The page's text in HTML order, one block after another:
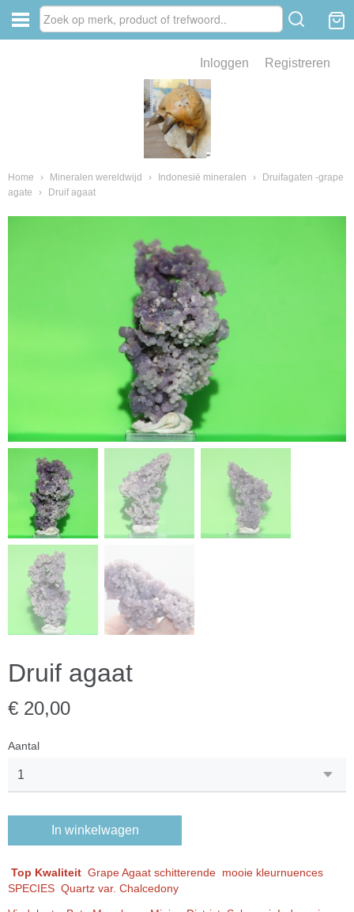
Inloggen Registreren
Home › Mineralen wereldwijd › Indonesië mineralen ›
Druifagaten -grape
agate
› Druif agaat
Druif agaat
€ 20,00
Aantal
In winkelwagen
Top Kwaliteit Grape Agaat schitterende mooie kleurnuences
SPECIES Quartz var. Chalcedony
van fossielen en mineralen